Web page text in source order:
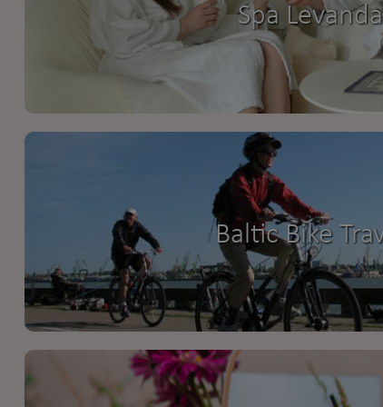
Spa Levanda
Baltic Bike